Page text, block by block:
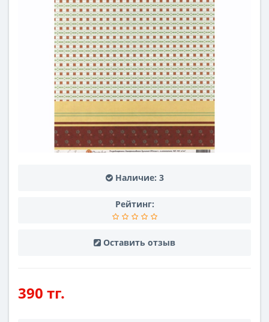
Наличие: 3
Рейтинг:
Оставить отзыв
390 тг.